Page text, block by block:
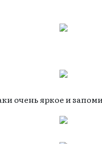
очень яркое и